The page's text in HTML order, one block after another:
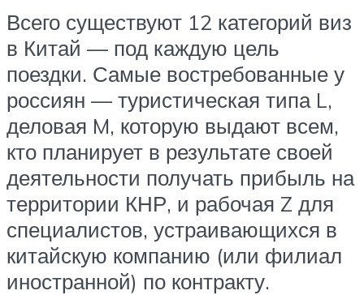
Всего существуют 12 категорий виз
в Китай — под каждую цель
поездки. Самые востребованные у
россиян — туристическая типа L,
деловая M, которую выдают всем,
кто планирует в результате своей
деятельности получать прибыль на
территории КНР, и рабочая Z для
специалистов, устраивающихся в
китайскую компанию (или филиал
иностранной) по контракту.